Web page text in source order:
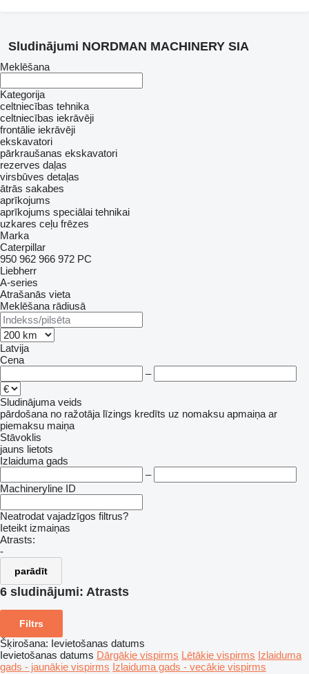
Sludinājumi NORDMAN MACHINERY SIA
Meklēšana
Kategorija
celtniecības tehnika
celtniecības iekrāvēji
frontālie iekrāvēji
ekskavatori
pārkraušanas ekskavatori
rezerves daļas
virsbūves detaļas
ātrās sakabes
aprīkojums
aprīkojums speciālai tehnikai
uzkares ceļu frēzes
Marka
Caterpillar
950 962 966 972 PC
Liebherr
A-series
Atrašanās vieta
Meklēšana rādiusā
Latvija
Cena
–
Sludinājuma veids
pārdošana no ražotāja līzings kredīts uz nomaksu apmaiņa ar
piemaksu maiņa
Stāvoklis
jauns lietots
Izlaiduma gads
–
Machineryline ID
Neatrodat vajadzīgos filtrus?
Ieteikt izmaiņas
Atrasts:
-
parādīt
6 sludinājumi: Atrasts
Filtrs
Šķirošana: Ievietošanas datums
Ievietošanas datums Dārgākie vispirms Lētākie vispirms Izlaiduma
gads - jaunākie vispirms Izlaiduma gads - vecākie vispirms